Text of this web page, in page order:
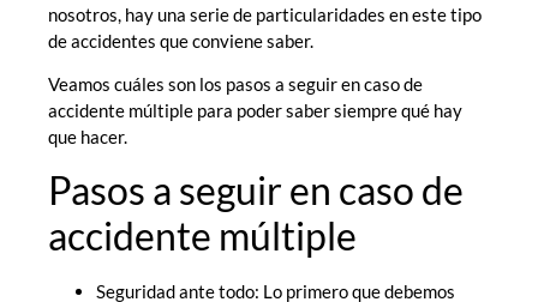
nosotros, hay una serie de particularidades en este tipo
de accidentes que conviene saber.
Veamos cuáles son los pasos a seguir en caso de
accidente múltiple para poder saber siempre qué hay
que hacer.
Pasos a seguir en caso de
accidente múltiple
Seguridad ante todo: Lo primero que debemos